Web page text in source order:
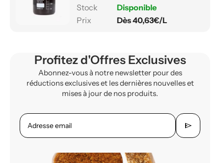
Disponible
Dès 40,63€/L
Profitez d'Offres Exclusives
Abonnez-vous à notre newsletter pour des
réductions exclusives et les dernières nouvelles et
mises à jour de nos produits.
Adresse email send